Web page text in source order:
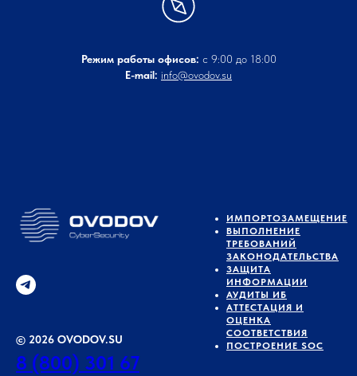
Режим работы офисов: с 9:00 до 18:00
E-mail: info@ovodov.su
© 2026 OVODOV.SU
8 (800) 301 67
ИМПОРТОЗАМЕЩЕНИЕ
ВЫПОЛНЕНИЕ
ТРЕБОВАНИЙ
ЗАКОНОДАТЕЛЬСТВА
ЗАЩИТА
ИНФОРМАЦИИ
АУДИТЫ ИБ
АТТЕСТАЦИЯ И
ОЦЕНКА
СООТВЕТСТВИЯ
ПОСТРОЕНИЕ SOC